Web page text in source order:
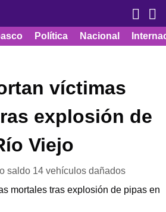
Política Nacional
víctimas
explosión de
Viejo
saldo 14 vehículos dañados